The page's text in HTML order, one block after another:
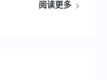
阅读更多